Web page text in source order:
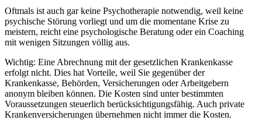
Oftmals ist auch gar keine Psychotherapie notwendig, weil keine
psychische Störung vorliegt und um die momentane Krise zu
meistern, reicht eine psychologische Beratung oder ein Coaching
mit wenigen Sitzungen völlig aus.
Wichtig: Eine Abrechnung mit der gesetzlichen Krankenkasse
erfolgt nicht. Dies hat Vorteile, weil Sie gegenüber der
Krankenkasse, Behörden, Versicherungen oder Arbeitgebern
anonym bleiben können. Die Kosten sind unter bestimmten
Voraussetzungen steuerlich berücksichtigungsfähig. Auch private
Krankenversicherungen übernehmen nicht immer die Kosten.